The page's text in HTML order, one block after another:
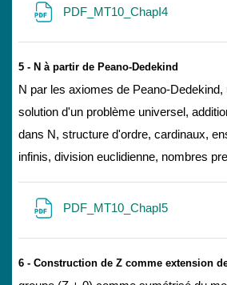
PDF_MT10_ChapI4
5 - N à partir de Peano-Dedekind
N par les axiomes de Peano-
solution d'un problème universel,
dans N, structure d'ordre, cardinaux,
infinis, division euclidienne, nombres
PDF_MT10_ChapI5
6 - Construction de Z comme extension